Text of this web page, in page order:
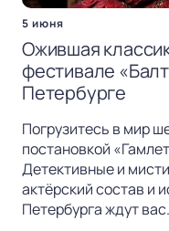
5 июня
Ожившая
фестивале
Петербурге
Погрузитесь в мир
постановкой
Детективные и
актёрский состав и
Петербурга ждут вас.